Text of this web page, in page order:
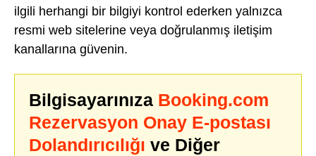
ilgili herhangi bir bilgiyi kontrol ederken yalnızca
resmi web sitelerine veya doğrulanmış iletişim
kanallarına güvenin.
Bilgisayarınıza Booking.com
Rezervasyon Onay E-postası
Dolandırıcılığı ve Diğer